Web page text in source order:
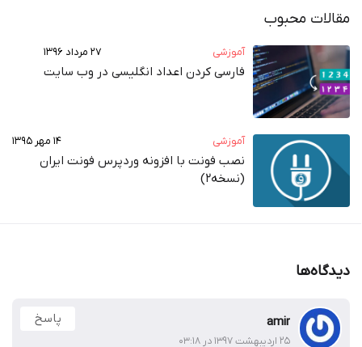
مقالات محبوب
آموزشی ۲۷ مرداد ۱۳۹۶
فارسی کردن اعداد انگلیسی در وب‌ سایت
آموزشی ۱۴ مهر ۱۳۹۵
نصب فونت با افزونه وردپرس فونت ایران
(نسخه2)
دیدگاه‌ها
amir
۲۵ اردیبهشت ۱۳۹۷ در ۰۳:۱۸
پاسخ